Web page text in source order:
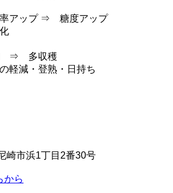
率アップ ⇒ 糖度アップ
⇒ 多収穫
軽減・登熟・日持ち
市浜1丁目2番30号
から